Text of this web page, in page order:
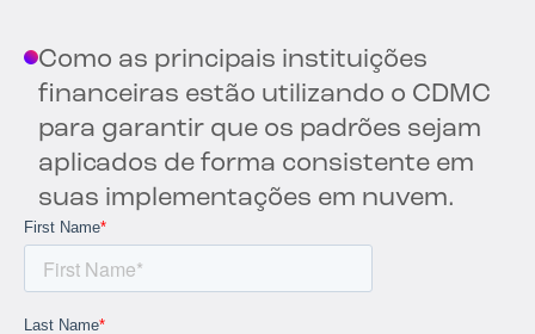
Como as principais instituições
financeiras estão utilizando o CDMC
para garantir que os padrões sejam
aplicados de forma consistente em
suas implementações em nuvem.